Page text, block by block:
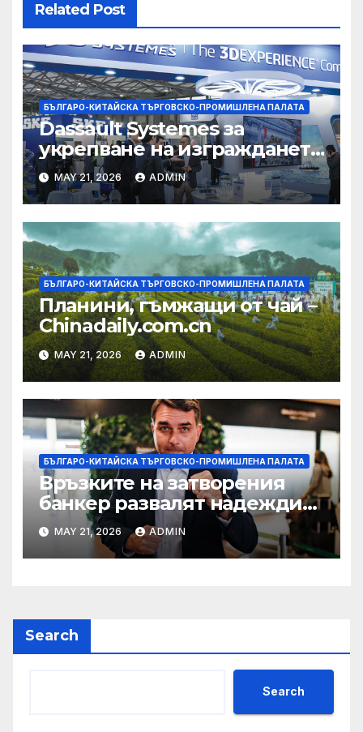
Related Post
БЪЛГАРО-КИТАЙСКА ТЪРГОВСКО-ПРОМИШЛЕНА ПАЛАТА
Dassault Systemes за
укрепване на изграждането
на AI екосистема в Китай
MAY 21, 2026 ADMIN
БЪЛГАРО-КИТАЙСКА ТЪРГОВСКО-ПРОМИШЛЕНА ПАЛАТА
Планини, гъмжащи от чай –
Chinadaily.com.cn
MAY 21, 2026 ADMIN
БЪЛГАРО-КИТАЙСКА ТЪРГОВСКО-ПРОМИШЛЕНА ПАЛАТА
Връзките на затворения
банкер развалят надеждите
на Флавио Болсонаро за
президент на Бразилия
MAY 21, 2026 ADMIN
Search
Search